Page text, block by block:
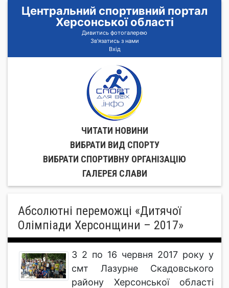
Центральний спортивний портал
Херсонської області
Дивитись фотогалерею
Зв'язатись з нами
Вхід
ЧИТАТИ НОВИНИ
ВИБРАТИ ВИД СПОРТУ
ВИБРАТИ СПОРТИВНУ ОРГАНIЗАЦIЮ
ГАЛЕРЕЯ СЛАВИ
Абсолютні переможці «Дитячої
Олімпіади Херсонщини – 2017»
З 2 по 16 червня 2017 року у
смт Лазурне Скадовського
району Херсонської області